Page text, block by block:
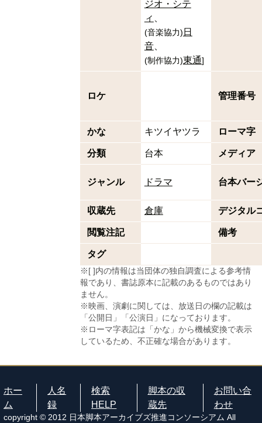
ジオ・シテ
ィ
(音楽協力) 日
音
(制作協力)東通]
ロケ 管理番号
かな キツイヤツラ ローマ字
分類 台本 メディア
ジャンル ドラマ 台本バー
収蔵先 倉庫 デジタル
閲覧注記 備考
タグ
※[ ]内の情報は当団体の独自調査による参考情
報であり、書誌原本に記載のあるものではあり
ません。
※映画、演劇に関しては、放送日の欄の記載は
「公開日」「公演日」になっております。
※ローマ字表記は「かな」から機械変換で表示
しているため、不正確な場合があります。
ホー
ム
人名
録
検索
HELP
脚本の収
蔵先
お問い合
わせ
copyright © 2012 日本脚本アーカイブズ推進コンソーシアム All